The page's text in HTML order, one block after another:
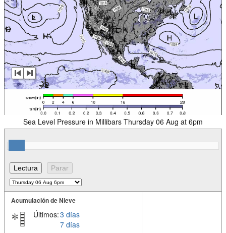
Sea Level Pressure in Millibars Thursday 06 Aug at 6pm
Acumulación de Nieve
Últimos:3 días
7 días